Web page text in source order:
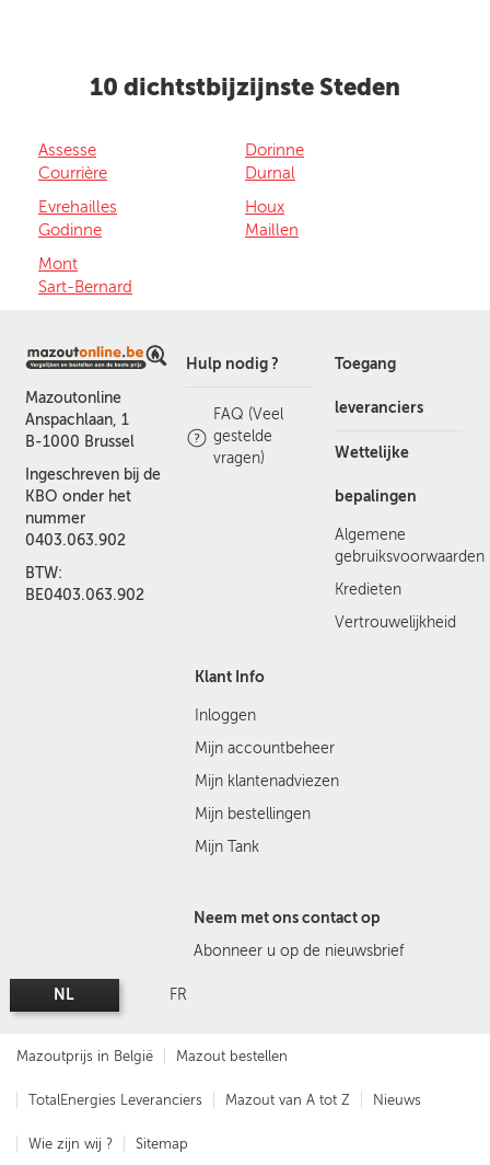
10 dichtstbijzijnste Steden
Assesse
Courrière
Dorinne
Durnal
Evrehailles
Godinne
Houx
Maillen
Mont
Sart-Bernard
Mazoutonline
Anspachlaan, 1
B-1000 Brussel
Ingeschreven bij de
KBO onder het
nummer
0403.063.902
BTW:
BE0403.063.902
Hulp nodig ?
FAQ (Veel
gestelde
vragen)
Toegang
leveranciers
Wettelijke
bepalingen
Algemene
gebruiksvoorwaarden
Kredieten
Vertrouwelijkheid
Klant Info
Inloggen
Mijn accountbeheer
Mijn klantenadviezen
Mijn bestellingen
Mijn Tank
Neem met ons contact op
Abonneer u op de nieuwsbrief
NL FR
Mazoutprijs in België Mazout bestellen
TotalEnergies Leveranciers Mazout van A tot Z Nieuws
Wie zijn wij ? Sitemap